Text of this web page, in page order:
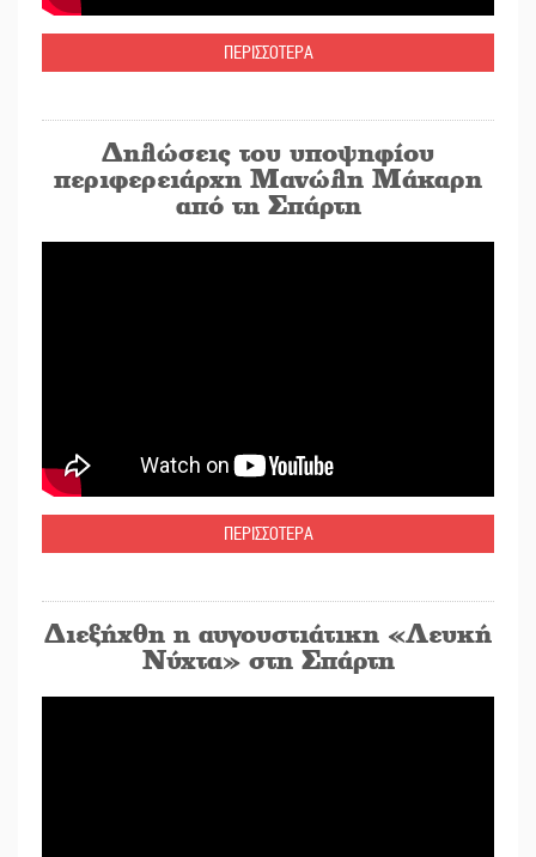
ΠΕΡΙΣΣΟΤΕΡΑ
Δηλώσεις του υποψηφίου
περιφερειάρχη Μανώλη Μάκαρη
από τη Σπάρτη
ΠΕΡΙΣΣΟΤΕΡΑ
Διεξήχθη η αυγουστιάτικη «Λευκή
Νύχτα» στη Σπάρτη